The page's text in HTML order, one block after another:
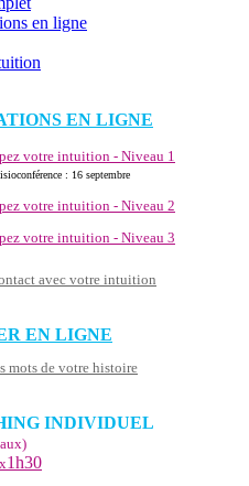
en ligne
EN LIGNE
votre intuition - Niveau 1
: 16 septembre
votre intuition - Niveau 2
votre intuition - Niveau 3
avec votre intuition
EN LIGNE
mots de votre histoire
INDIVIDUEL
x1h30